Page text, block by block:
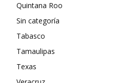
Quintana Roo
Sin categoría
Tabasco
Tamaulipas
Texas